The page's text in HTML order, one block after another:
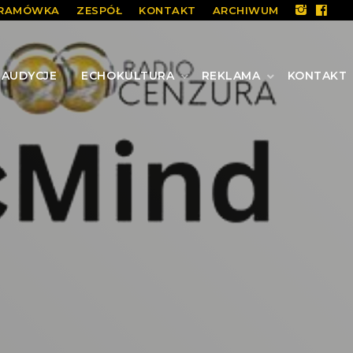
ZESPÓŁ KONTAKT ARCHIWUM
AUDYCJE ECHOKULTURA REKLAMA KONTAKT